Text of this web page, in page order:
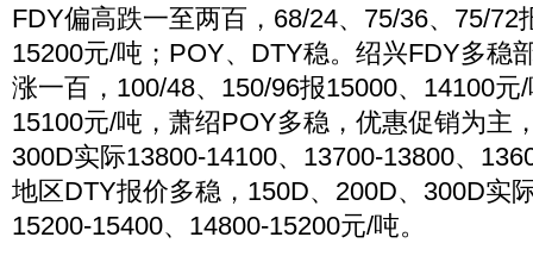
FDY偏高跌一至两百，68/24、75/36、75/72
15200元/吨；POY、DTY稳。绍兴FDY多稳
涨一百，100/48、150/96报15000、14100元
15100元/吨，萧绍POY多稳，优惠促销为主
300D实际13800-14100、13700-13800、
地区DTY报价多稳，150D、200D、300D实
15200-15400、14800-15200元/吨。